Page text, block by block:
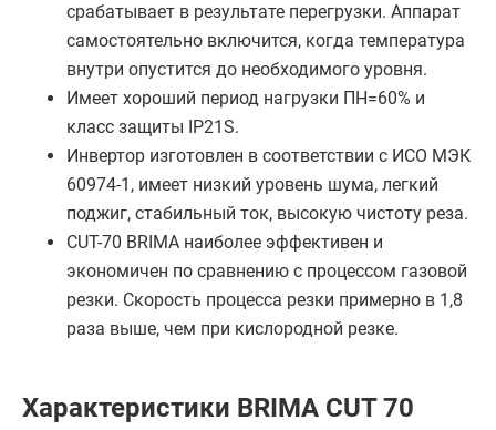
срабатывает в результате перегрузки. Аппарат
самостоятельно включится, когда температура
внутри опустится до необходимого уровня.
Имеет хороший период нагрузки ПН=60% и
класс защиты IP21S.
Инвертор изготовлен в соответствии с ИСО МЭК
60974-1, имеет низкий уровень шума, легкий
поджиг, стабильный ток, высокую чистоту реза.
CUT-70 BRIMA наиболее эффективен и
экономичен по сравнению с процессом газовой
резки. Скорость процесса резки примерно в 1,8
раза выше, чем при кислородной резке.
Характеристики BRIMA CUT 70